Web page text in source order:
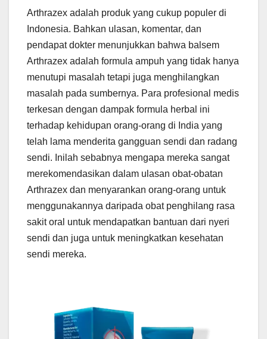
Arthrazex adalah produk yang cukup populer di
Indonesia. Bahkan ulasan, komentar, dan
pendapat dokter menunjukkan bahwa balsem
Arthrazex adalah formula ampuh yang tidak hanya
menutupi masalah tetapi juga menghilangkan
masalah pada sumbernya. Para profesional medis
terkesan dengan dampak formula herbal ini
terhadap kehidupan orang-orang di India yang
telah lama menderita gangguan sendi dan radang
sendi. Inilah sebabnya mengapa mereka sangat
merekomendasikan dalam ulasan obat-obatan
Arthrazex dan menyarankan orang-orang untuk
menggunakannya daripada obat penghilang rasa
sakit oral untuk mendapatkan bantuan dari nyeri
sendi dan juga untuk meningkatkan kesehatan
sendi mereka.